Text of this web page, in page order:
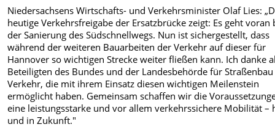
Niedersachsens Wirtschafts- und Verkehrsminister Olaf Lies:
heutige Verkehrsfreigabe der Ersatzbrücke zeigt: Es geht voran
der Sanierung des Südschnellwegs. Nun ist sichergestellt, dass
während der weiteren Bauarbeiten der Verkehr auf dieser für
Hannover so wichtigen Strecke weiter fließen kann. Ich danke
Beteiligten des Bundes und der Landesbehörde für
Verkehr, die mit ihrem Einsatz diesen wichtigen Meilenstein
ermöglicht haben. Gemeinsam schaffen wir die
eine leistungsstarke und vor allem verkehrssichere Mobilität –
und in Zukunft."